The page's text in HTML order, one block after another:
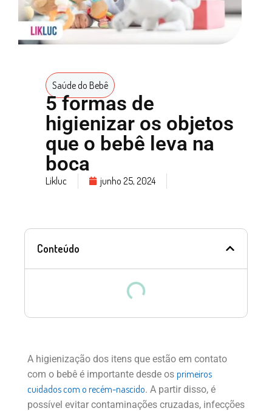
Saúde do Bebê
5 formas de
higienizar os objetos
que o bebê leva na
boca
Likluc junho 25, 2024
Conteúdo
A higienização dos itens que estão em contato
com o bebê é importante desde os primeiros
cuidados com o recém-nascido. A partir disso, é
possível evitar contaminações cruzadas, infecções